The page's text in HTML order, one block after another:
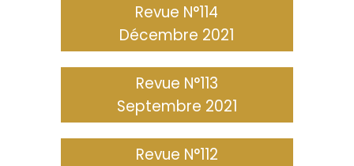
Revue N°114
Décembre 2021
Revue N°113
Septembre 2021
Revue N°112